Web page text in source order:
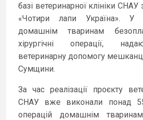
базі ветеринарної клініки
«Чотири лапи Україна». У
домашнім тваринам
хірургічні операції,
ветеринарну допомогу
Сумщини.
За час реалізації проєкту
СНАУ вже виконали понад
операцій домашнім